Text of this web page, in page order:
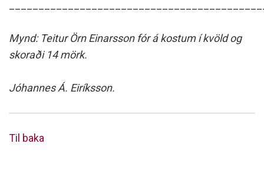
Mynd: Teitur Örn Einarsson fór á kostum í kvöld og
skoraði 14 mörk.
Jóhannes Á. Eiríksson.
Til baka